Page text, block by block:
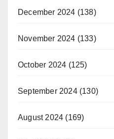
December 2024 (138)
November 2024 (133)
October 2024 (125)
September 2024(130)
August 2024 (169)